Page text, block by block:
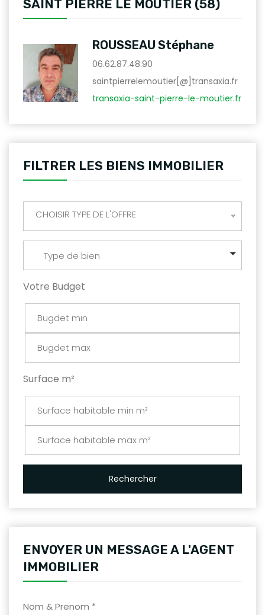
SAINT PIERRE LE MOUTIER (58)
ROUSSEAU Stéphane
06.62.87.48.90
saintpierrelemoutier[@]transaxia.fr
transaxia-saint-pierre-le-moutier.fr
FILTRER LES BIENS IMMOBILIER
CHOISIR TYPE DE L'OFFRE
Type de bien
Votre Budget
Surface m²
Rechercher
ENVOYER UN MESSAGE A L'AGENT
IMMOBILIER
Nom & Prenom *